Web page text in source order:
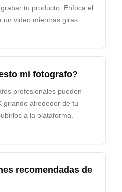
tu producto. Enfoca el
un video mientras giras
mi fotografo?
profesionales pueden
girando alrededor de tu
a la plataforma.
recomendadas de